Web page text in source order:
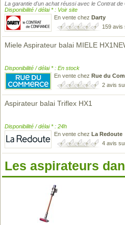
La garantie d'un achat réussi avec le Contrat de
Disponibilité / délai * : Voir site
En vente chez Darty
159 avis
Miele Aspirateur balai MIELE
Disponibilité / délai * : En stock
En vente chez Rue du
2 avis
Aspirateur balai Triflex HX1
Disponibilité / délai * : 24h
En vente chez La Redoute
4 avis
Les aspirateurs